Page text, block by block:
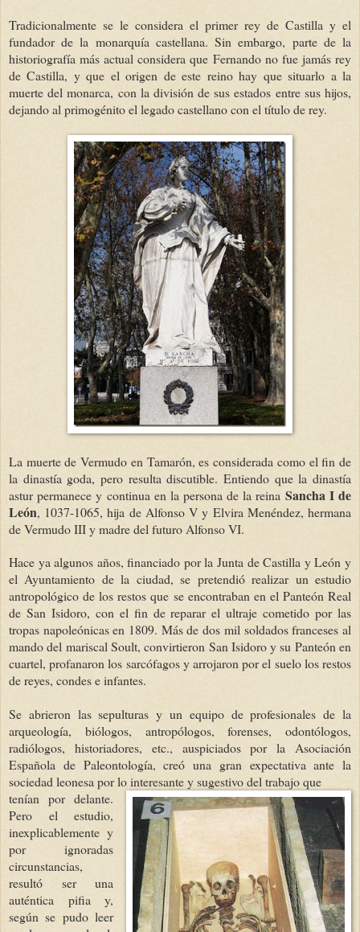
Tradicionalmente se le considera el primer rey de Castilla y el
fundador de la monarquía castellana. Sin embargo, parte de la
historiografía más actual considera que Fernando no fue jamás rey
de Castilla, y que el origen de este reino hay que situarlo a la
muerte del monarca, con la división de sus estados entre sus hijos,
dejando al primogénito el legado castellano con el título de rey.
La muerte de Vermudo en Tamarón, es considerada como el fin de
la dinastía goda, pero resulta discutible. Entiendo que la dinastía
astur permanece y continua en la persona de la reina Sancha I de
León, 1037-1065, hija de Alfonso V y Elvira Menéndez, hermana
de Vermudo III y madre del futuro Alfonso VI.
Hace ya algunos años, financiado por la Junta de Castilla y León y
el Ayuntamiento de la ciudad, se pretendió realizar un estudio
antropológico de los restos que se encontraban en el Panteón Real
de San Isidoro, con el fin de reparar el ultraje cometido por las
tropas napoleónicas en 1809. Más de dos mil soldados franceses al
mando del mariscal Soult, convirtieron San Isidoro y su Panteón en
cuartel, profanaron los sarcófagos y arrojaron por el suelo los restos
de reyes, condes e infantes.
Se abrieron las sepulturas y un equipo de profesionales de la
arqueología, biólogos, antropólogos, forenses, odontólogos,
radiólogos, historiadores, etc., auspiciados por la Asociación
Española de Paleontología, creó una gran expectativa ante la
sociedad leonesa por lo interesante y sugestivo del trabajo que
tenían por delante.
Pero el estudio,
inexplicablemente y
por ignoradas
circunstancias,
resultó ser una
auténtica pifia y,
según se pudo leer